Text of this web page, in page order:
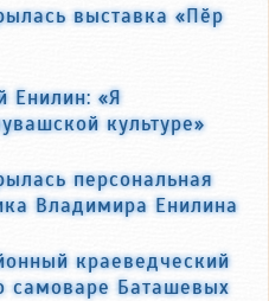
выставка «Пӗр
Енилин: «Я
культуре»
персональная
Владимира Енилина
краеведческий
самоваре Баташевых